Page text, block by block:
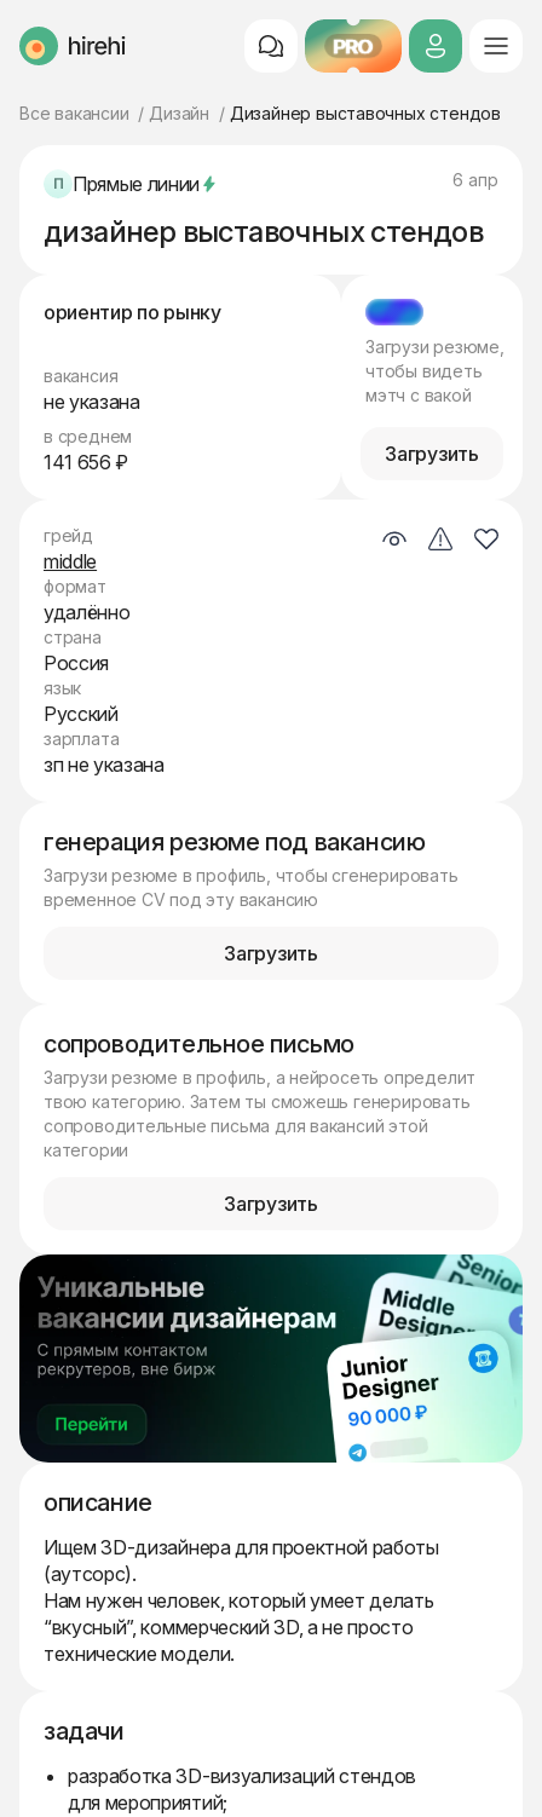
HireHi PRO
Все вакансии Дизайн Дизайнер выставочных стендов
Прямые линии 6 апр
дизайнер выставочных стендов
ориентир по рынку
вакансия
не указана
в среднем
141 656 ₽
МЭТЧ
Загрузи резюме,
чтобы видеть
мэтч с вакой
Загрузить
генерация резюме под вакансию
Загрузи резюме в профиль, чтобы сгенерировать
временное CV под эту вакансию
Загрузить
сопроводительное письмо
Загрузи резюме в профиль, а нейросеть определит
твою категорию. Затем ты сможешь генерировать
сопроводительные письма для вакансий этой
категории
Загрузить
описание
Ищем 3D-дизайнера для проектной работы
(аутсорс).
Нам нужен человек, который умеет делать
“вкусный”, коммерческий 3D, а не просто
технические модели.
задачи
разработка 3D-визуализаций стендов
для мероприятий;
грейд
middle
формат
удалённо
страна
Россия
язык
Русский
зарплата
зп не указана